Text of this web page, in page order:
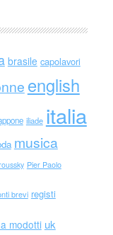
brasile capolavori
english
iliade italia
musica
Pier Paolo
brevi registi
modotti uk